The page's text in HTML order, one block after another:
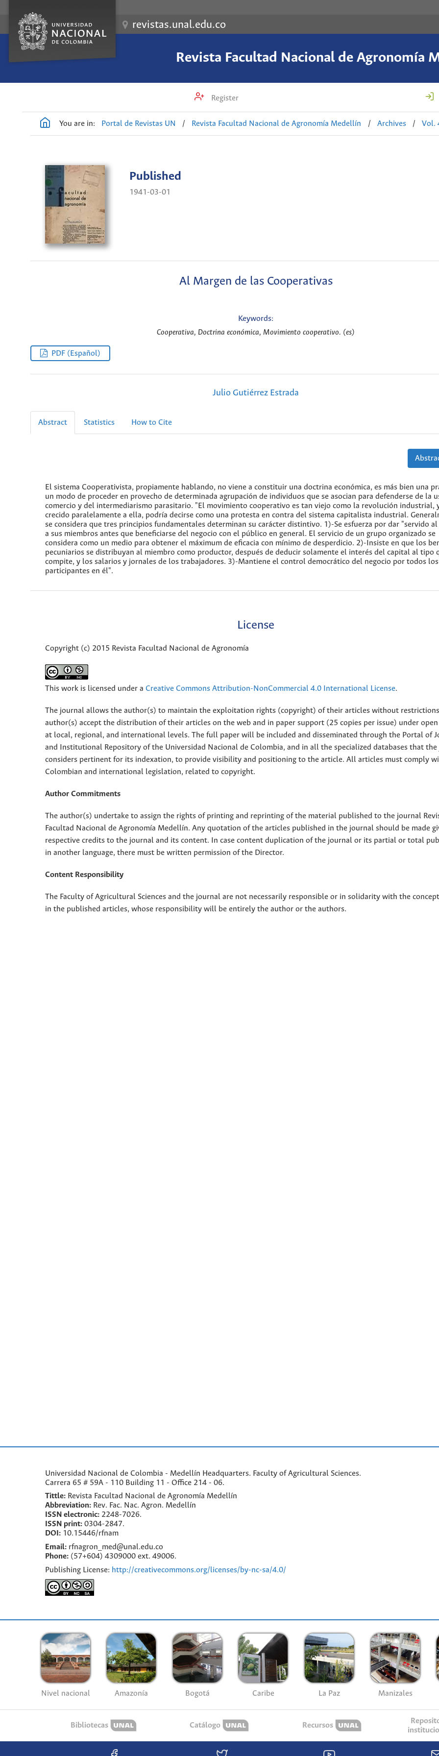
revistas.unal.edu.co
Revista Facultad Nacional de Agronomía
Register
You are in: Portal de Revistas UN / Revista Facultad Nacional de Agronomía Medellín / Archives / Vol.
Published
1941-03-01
Al Margen de las Cooperativas
Keywords:
Cooperativa, Doctrina económica, Movimiento cooperativo. (es)
PDF (Español)
Julio Gutiérrez Estrada
Abstract Statistics How to Cite
El sistema Cooperativista, propiamente hablando, no viene a constituir una doctrina económica, es más bien una
un modo de proceder en provecho de determinada agrupación de individuos que se asocian para defenderse de la
comercio y del intermediarismo parasitario. "El movimiento cooperativo es tan viejo como la revolución industrial,
crecido paralelamente a ella, podría decirse como una protesta en contra del sistema capitalista industrial.
se considera que tres principios fundamentales determinan su carácter distintivo. 1)-Se esfuerza por dar "servido
a sus miembros antes que beneficiarse del negocio con el público en general. El servicio de un grupo organizado se
considera como un medio para obtener el máximum de eficacia con mínimo de desperdicio. 2)-Insiste en que los
pecuniarios se distribuyan al miembro como productor, después de deducir solamente el interés del capital al tipo
compite, y los salarios y jornales de los trabajadores. 3)-Mantiene el control democrático del negocio por todos los
participantes en él".
License
Copyright (c) 2015 Revista Facultad Nacional de Agronomía
This work is licensed under a Creative Commons Attribution-NonCommercial 4.0 International License.
The journal allows the author(s) to maintain the exploitation rights (copyright) of their articles without
author(s) accept the distribution of their articles on the web and in paper support (25 copies per issue) under open
at local, regional, and international levels. The full paper will be included and disseminated through the Portal of
and Institutional Repository of the Universidad Nacional de Colombia, and in all the specialized databases that
considers pertinent for its indexation, to provide visibility and positioning to the article. All articles must comply
Colombian and international legislation, related to copyright.
Author Commitments
The author(s) undertake to assign the rights of printing and reprinting of the material published to the journal
Facultad Nacional de Agronomía Medellín. Any quotation of the articles published in the journal should be made
respective credits to the journal and its content. In case content duplication of the journal or its partial or total
in another language, there must be written permission of the Director.
Content Responsibility
The Faculty of Agricultural Sciences and the journal are not necessarily responsible or in solidarity with the
in the published articles, whose responsibility will be entirely the author or the authors.
Universidad Nacional de Colombia - Medellín Headquarters. Faculty of Agricultural Sciences.
Carrera 65 # 59A - 110 Building 11 - Office 214 - 06.
Tittle: Revista Facultad Nacional de Agronomía Medellín
Abbreviation: Rev. Fac. Nac. Agron. Medellín
ISSN electronic: 2248-7026.
ISSN print: 0304-2847.
DOI: 10.15446/rfnam
Email: rfnagron_med@unal.edu.co
Phone: (57+604) 4309000 ext. 49006.
Publishing License: http://creativecommons.org/licenses/by-nc-sa/4.0/
Nivel nacional Amazonía Bogotá Caribe La Paz Manizales
Bibliotecas Catálogo Recursos